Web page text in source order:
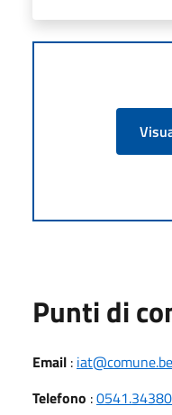
Punti di
Email :
Telefono :